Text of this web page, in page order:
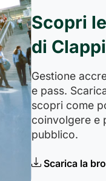
Scopri
di
Gestione
e pass.
scopri come
coinvolgere e
pubblico.
Scarica la